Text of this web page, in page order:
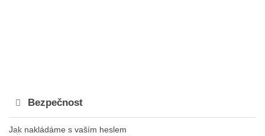
Bezpečnost
Jak nakládáme s vaším heslem